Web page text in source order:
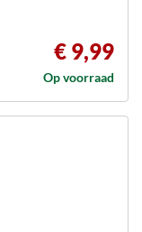
€ 9,99
Op voorraad